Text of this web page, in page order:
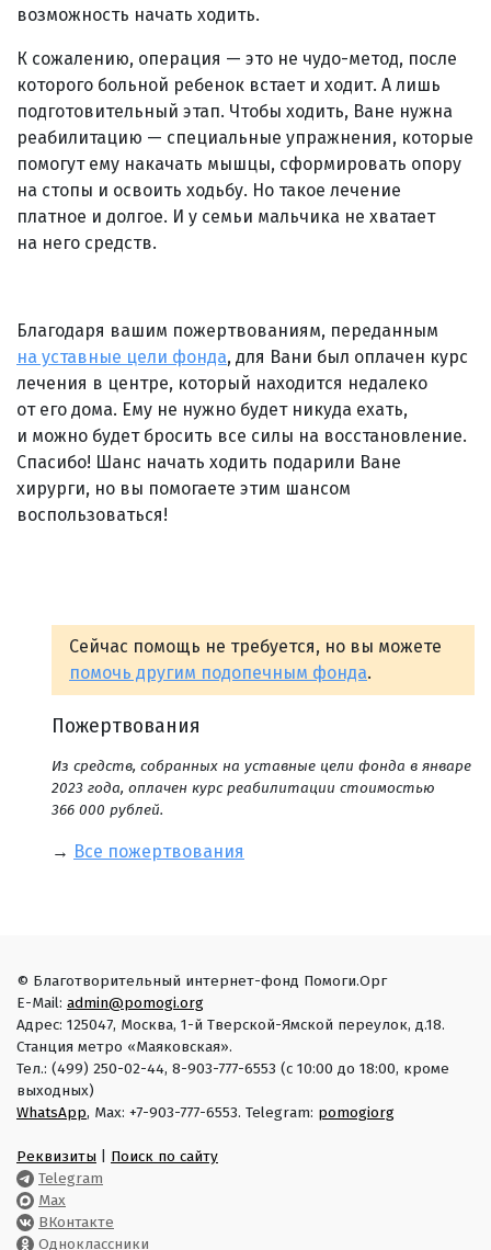
возможность начать ходить.
К сожалению, операция — это не чудо-метод, после
которого больной ребенок встает и ходит. А лишь
подготовительный этап. Чтобы ходить, Ване нужна
реабилитацию — специальные упражнения, которые
помогут ему накачать мышцы, сформировать опору
на стопы и освоить ходьбу. Но такое лечение
платное и долгое. И у семьи мальчика не хватает
на него средств.
Благодаря вашим пожертвованиям, переданным
на уставные цели фонда, для Вани был оплачен курс
лечения в центре, который находится недалеко
от его дома. Ему не нужно будет никуда ехать,
и можно будет бросить все силы на восстановление.
Спасибо! Шанс начать ходить подарили Ване
хирурги, но вы помогаете этим шансом
воспользоваться!
Сейчас помощь не требуется, но вы можете
помочь другим подопечным фонда.
Пожертвования
Из средств, собранных на уставные цели фонда в январе
2023 года, оплачен курс реабилитации стоимостью
366 000 рублей.
→ Все пожертвования
© Благотворительный интернет-фонд Помоги.Орг
E-Mail: admin@pomogi.org
Адрес: 125047, Москва, 1-й Тверской-Ямской переулок, д.18.
Станция метро «Маяковская».
Тел.: (499) 250-02-44, 8-903-777-6553 (с 10:00 до 18:00, кроме
выходных)
WhatsApp, Max: +7-903-777-6553. Telegram: pomogiorg
Реквизиты
Поиск по сайту
Telegram
Max
ВКонтакте
Одноклассники